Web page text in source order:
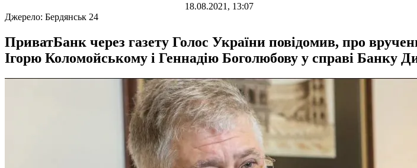
18.08.2021, 13:07
Джерело: Бердянськ 24
ПриватБанк через газету Голос України повідомив, про
Ігорю Коломойському і Геннадію Боголюбову у справі Банку